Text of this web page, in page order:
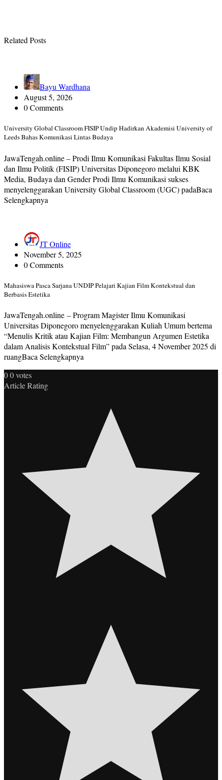
Related Posts
Bayu Wardhana
August 5, 2026
0 Comments
University Global Classroom FISIP Undip Hadirkan Akademisi University of
Leeds Bahas Komunikasi Lintas Budaya
JawaTengah.online – Prodi Ilmu Komunikasi Fakultas Ilmu Sosial
dan Ilmu Politik (FISIP) Universitas Diponegoro melalui KBK
Media, Budaya dan Gender Prodi Ilmu Komunikasi sukses
menyelenggarakan University Global Classroom (UGC) padaBaca
Selengkapnya
JT Online
November 5, 2025
0 Comments
Mahasiswa Pasca Sarjana UNDIP Pelajari Kajian Film Kontekstual dan
Berbasis Estetika
JawaTengah.online – Program Magister Ilmu Komunikasi
Universitas Diponegoro menyelenggarakan Kuliah Umum bertema
“Menulis Kritik atau Kajian Film: Membangun Argumen Estetika
dalam Analisis Kontekstual Film” pada Selasa, 4 November 2025 di
ruangBaca Selengkapnya
00votes
Article Rating